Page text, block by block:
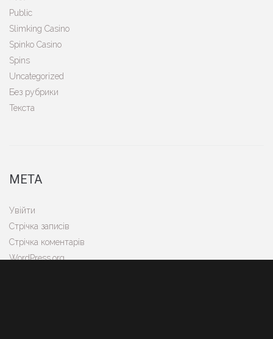
Public
Slimking Casino
Spinko Casino
Spins
Uncategorized
Без рубрики
Текста
МЕТА
Увійти
Стрічка записів
Стрічка коментарів
WordPress.org